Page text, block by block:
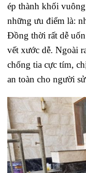
ép thành khối
những ưu điểm là:
Đồng thời rất dễ
vết xước dễ. Ngoài
chống tia cực tím,
an toàn cho người